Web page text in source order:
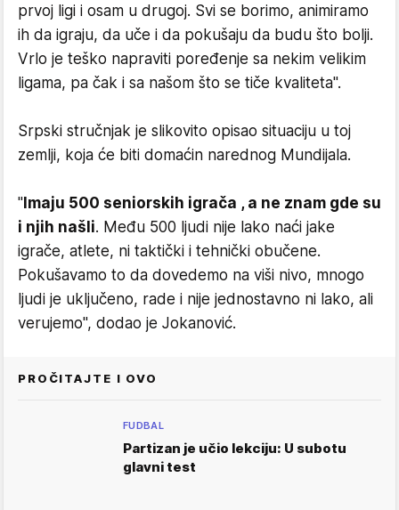
prvoj ligi i osam u drugoj. Svi se borimo, animiramo
ih da igraju, da uče i da pokušaju da budu što bolji.
Vrlo je teško napraviti poređenje sa nekim velikim
ligama, pa čak i sa našom što se tiče kvaliteta".
Srpski stručnjak je slikovito opisao situaciju u toj
zemlji, koja će biti domaćin narednog Mundijala.
" Imaju 500 seniorskih igrača , a ne znam gde su
i njih našli. Među 500 ljudi nije lako naći jake
igrače, atlete, ni taktički i tehnički obučene.
Pokušavamo to da dovedemo na viši nivo, mnogo
ljudi je uključeno, rade i nije jednostavno ni lako, ali
verujemo", dodao je Jokanović.
PROČITAJTE I OVO
FUDBAL
Partizan je učio lekciju: U subotu
glavni test